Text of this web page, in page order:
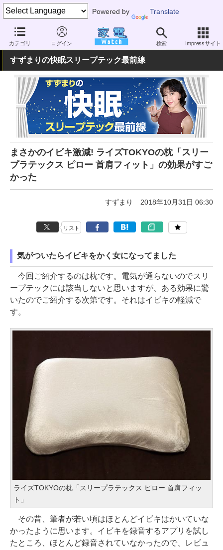
Powered by Translate
カテゴリ ログイン 検索 Impressサイト
家電 Watch ヘルスケア 健康家電 睡眠機器
すずまりの快眠スリープテック最前線
まさかのイビキ激減! ライズTOKYOの枕「スリー
プラテックス ピロー 首肩フィット」の効果がすご
かった
すずまり 2018年10月31日 06:30
リスト
気がついたらイビキをかく女になってました
今回ご紹介するのは枕です。電気が通らないのでスリ
ープテックには該当しないと思いますが、ある効果に驚
いたのでご紹介する次第です。それはイビキの軽減で
す。
ライズTOKYOの枕「スリープラテックス ピロー 首肩フィッ
ト」
その昔、筆者が若い頃はほとんどイビキはかいていな
かったように思います。イビキを録音するアプリを試し
たところ、ほとんど録音されていなかったので、レビュ